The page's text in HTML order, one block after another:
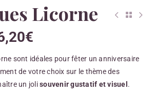
Licorne
€
sont idéales pour fêter un anniversaire
de votre choix sur le thème des
un jolisouvenir gustatif et visuel .